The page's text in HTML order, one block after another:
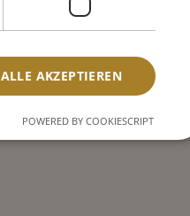
ALLE AKZEPTIEREN
POWERED BY COOKIESCRIPT